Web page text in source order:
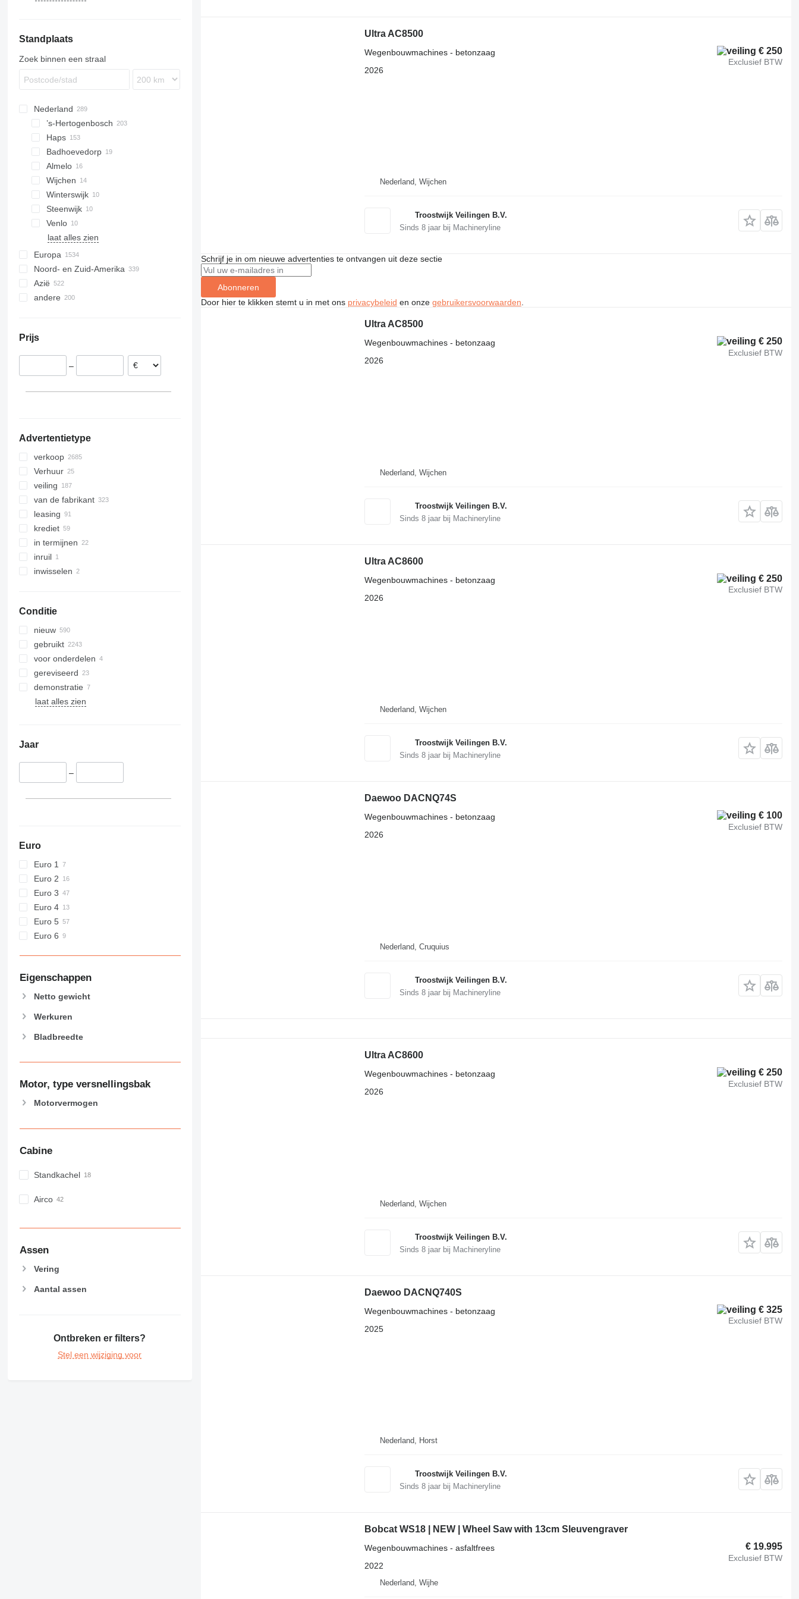
PM
SW
W-series
WR
Standplaats
Zoek binnen een straal
Nederland
’s-Hertogenbosch
Haps
Badhoevedorp
Almelo
Wijchen
Winterswijk
Steenwijk
Venlo
laat alles zien
Europa
Duitsland
Polen
Italië
Litouwen
Oostenrijk
Noord- en Zuid-Amerika
VS
Mexico
Azië
Turkije
Oezbekistan
Georgië
andere
Moldavië
Colombia
Prijs
–
Advertentietype
verkoop
Verhuur
veiling
van de fabrikant
leasing
krediet
in termijnen
inruil
inwisselen
Conditie
nieuw
gebruikt
voor onderdelen
gereviseerd
demonstratie
laat alles zien
Jaar
–
Euro
Euro 1
Euro 2
Euro 3
Euro 4
Euro 5
Euro 6
Eigenschappen
Netto gewicht
Werkuren
Bladbreedte
Motor, type versnellingsbak
Motorvermogen
Cabine
Standkachel
Airco
Assen
Vering
Aantal assen
Ontbreken er filters?
Stel een wijziging voor
Ultra AC8500
€ 250
Exclusief BTW
Wegenbouwmachines - betonzaag
2026
Nederland, Wijchen
Troostwijk Veilingen B.V.
Sinds 8jaar bij Machineryline
Schrijf je in om nieuwe advertenties te ontvangen uit deze sectie
Abonneren
Door hier te klikken stemt u in met ons privacybeleid en onze gebruikersvoorwaarden
Ultra AC8500
€ 250
Exclusief BTW
Wegenbouwmachines - betonzaag
2026
Nederland, Wijchen
Troostwijk Veilingen B.V.
Sinds 8jaar bij Machineryline
Ultra AC8600
€ 250
Exclusief BTW
Wegenbouwmachines - betonzaag
2026
Nederland, Wijchen
Troostwijk Veilingen B.V.
Sinds 8jaar bij Machineryline
Daewoo DACNQ74S
€ 100
Exclusief BTW
Wegenbouwmachines - betonzaag
2026
Nederland, Cruquius
Troostwijk Veilingen B.V.
Sinds 8jaar bij Machineryline
Ultra AC8600
€ 250
Exclusief BTW
Wegenbouwmachines - betonzaag
2026
Nederland, Wijchen
Troostwijk Veilingen B.V.
Sinds 8jaar bij Machineryline
Daewoo DACNQ740S
€ 325
Exclusief BTW
Wegenbouwmachines - betonzaag
2025
Nederland, Horst
Troostwijk Veilingen B.V.
Sinds 8jaar bij Machineryline
Bobcat WS18 | NEW | Wheel Saw with 13cm Sleuvengraver
€ 19.995
Exclusief BTW
Wegenbouwmachines - asfaltfrees
2022
Nederland, Wijhe